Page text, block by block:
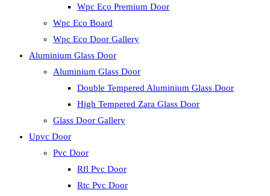
Wpc Eco Premium Door
Wpc Eco Board
Wpc Eco Door Gallery
Aluminium Glass Door
Aluminium Glass Door
Double Tempered Aluminium Glass Door
High Tempered Zara Glass Door
Glass Door Gallery
Upvc Door
Pvc Door
Rfl Pvc Door
Rtc Pvc Door